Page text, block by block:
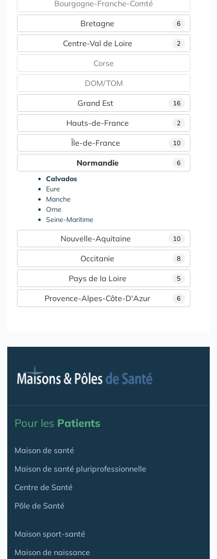
Bourgogne-Franche-Comté
6
Bretagne
2
Centre-Val de Loire
Corse
DOM/TOM
16
Grand Est
2
Hauts-de-France
10
Île-de-France
6
Normandie
Calvados
Eure
Manche
Orne
Seine-Maritime
10
Nouvelle-Aquitaine
8
Occitanie
5
Pays de la Loire
6
Provence-Alpes-Côte-D'Azur
Pour les Patients
Maison de santé
Maison de santé pluriprofessionnelle
Centre de Santé
Pôle de Santé
Maison sport-santé
Maison de naissance